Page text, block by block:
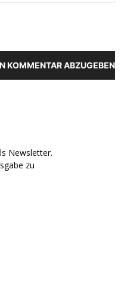
KOMMENTAR ABZUGEBEN
Newsletter.
zu